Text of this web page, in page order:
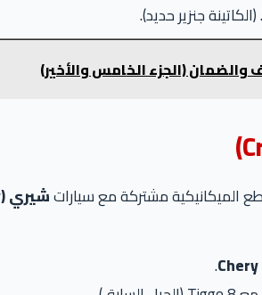
جنزير حديد).
الميكانيكية مشتركة مع سياراتشيري (Chery)
.